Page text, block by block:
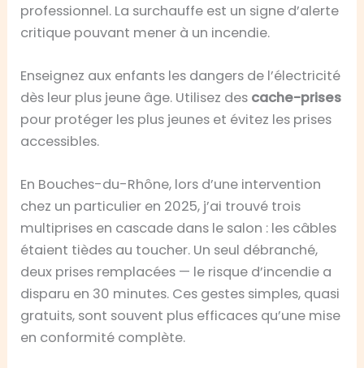
professionnel. La surchauffe est un signe d’alerte
critique pouvant mener à un incendie.
Enseignez aux enfants les dangers de l’électricité
dès leur plus jeune âge. Utilisez des cache-prises
pour protéger les plus jeunes et évitez les prises
accessibles.
En Bouches-du-Rhône, lors d’une intervention
chez un particulier en 2025, j’ai trouvé trois
multiprises en cascade dans le salon : les câbles
étaient tièdes au toucher. Un seul débranché,
deux prises remplacées — le risque d’incendie a
disparu en 30 minutes. Ces gestes simples, quasi
gratuits, sont souvent plus efficaces qu’une mise
en conformité complète.